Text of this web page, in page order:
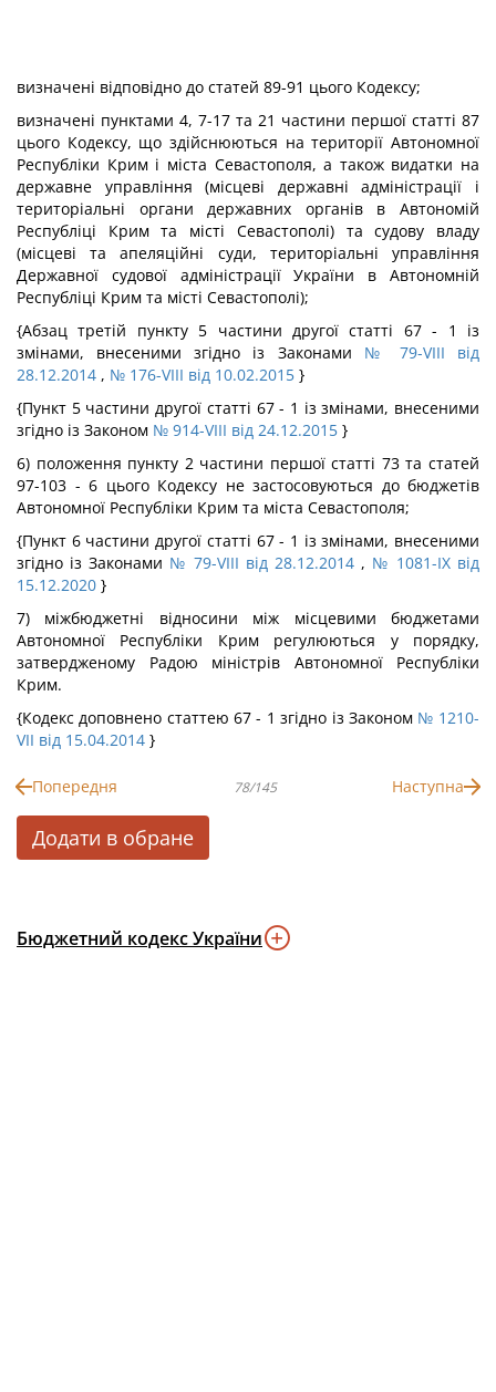
визначені відповідно до статей 89-91 цього Кодексу;
визначені пунктами 4, 7-17 та 21 частини першої статті 87
цього Кодексу, що здійснюються на території Автономної
Республіки Крим і міста Севастополя, а також видатки на
державне управління (місцеві державні адміністрації і
територіальні органи державних органів в Автономій
Республіці Крим та місті Севастополі) та судову владу
(місцеві та апеляційні суди, територіальні управління
Державної судової адміністрації України в Автономній
Республіці Крим та місті Севастополі);
{Абзац третій пункту 5 частини другої статті 67 - 1 із
змінами, внесеними згідно із Законами № 79-VIII від
28.12.2014 , № 176-VIII від 10.02.2015 }
{Пункт 5 частини другої статті 67 - 1 із змінами, внесеними
згідно із Законом № 914-VIII від 24.12.2015 }
6) положення пункту 2 частини першої статті 73 та статей
97-103 - 6 цього Кодексу не застосовуються до бюджетів
Автономної Республіки Крим та міста Севастополя;
{Пункт 6 частини другої статті 67 - 1 із змінами, внесеними
згідно із Законами № 79-VIII від 28.12.2014 , № 1081-IX від
15.12.2020 }
7) міжбюджетні відносини між місцевими бюджетами
Автономної Республіки Крим регулюються у порядку,
затвердженому Радою міністрів Автономної Республіки
Крим.
{Кодекс доповнено статтею 67 - 1 згідно із Законом № 1210-
VII від 15.04.2014 }
Попередня 78/145 Наступна
Додати в обране
Бюджетний кодекс України